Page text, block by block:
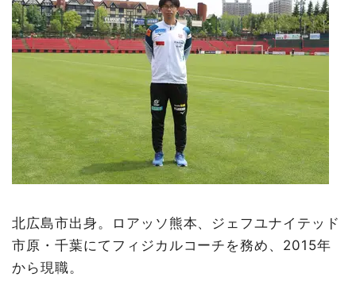
北広島市出身。ロアッソ熊本、ジェフユナイテッド
市原・千葉にてフィジカルコーチを務め、2015年
から現職。